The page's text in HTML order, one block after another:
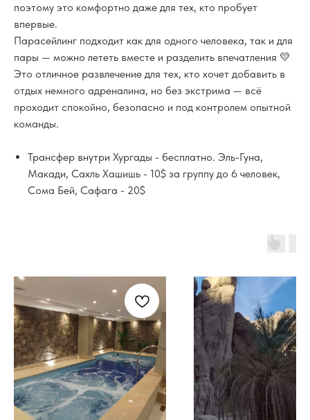
поэтому это комфортно даже для тех, кто пробует
впервые.
Парасейлинг подходит как для одного человека, так и для
пары — можно лететь вместе и разделить впечатления 💛
Это отличное развлечение для тех, кто хочет добавить в
отдых немного адреналина, но без экстрима — всё
проходит спокойно, безопасно и под контролем опытной
команды.
Трансфер внутри Хургады - бесплатно. Эль-Гуна,
Макади, Сахль Хашишь - 10$ за группу до 6 человек,
Сома Бей, Сафага - 20$